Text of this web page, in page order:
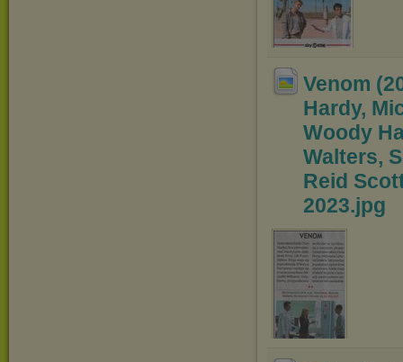
Venom
Hardy,
Woody
Walters,
Reid
2023.jpg